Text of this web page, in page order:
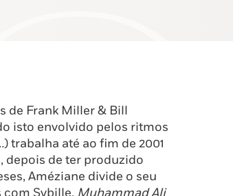
de Frank Miller & Bill
isto envolvido pelos ritmos
trabalha até ao fim de 2001
depois de ter produzido
Améziane divide o seu
com Sybille. Muhammad Ali